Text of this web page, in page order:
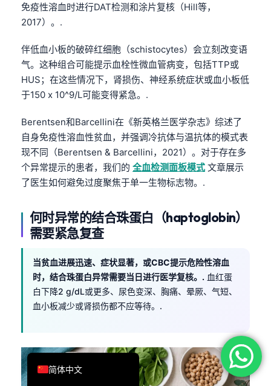
免疫性溶血时进行DAT检测和涂片复核（Hill等，
2017）。.
伴低血小板的破碎红细胞（schistocytes）会立刻改变语
气。这种组合可能提示血栓性微血管病变，包括TTP或
HUS；在这些情况下，肾损伤、神经系统症状或血小板低
于150 x 10^9/L可能变得紧急。.
Berentsen和Barcellini在《新英格兰医学杂志》综述了
自身免疫性溶血性贫血，并强调冷抗体与温抗体的模式表
现不同（Berentsen & Barcellini，2021）。对于存在多
个异常提示的患者，我们的 全血检测面板模式 文章展示
了医生如何避免过度聚焦于单一生物标志物。.
何时异常的结合珠蛋白（haptoglobin）
需要紧急复查
当贫血进展迅速、症状显著，或CBC提示危险性溶血
时，结合珠蛋白异常需要当日进行医学复核。. 血红蛋
白下降2 g/dL或更多、尿色变深、胸痛、晕厥、气短、
血小板减少或肾损伤都不应等待。.
简体中文
English
العربية
Français
עִבְרִית
Español
Português
Ελληνικά
Türkçe
Română
فارسی
Dansk
Nederlands
हिन्दी
Bahasa Indonesia
Հայերեն